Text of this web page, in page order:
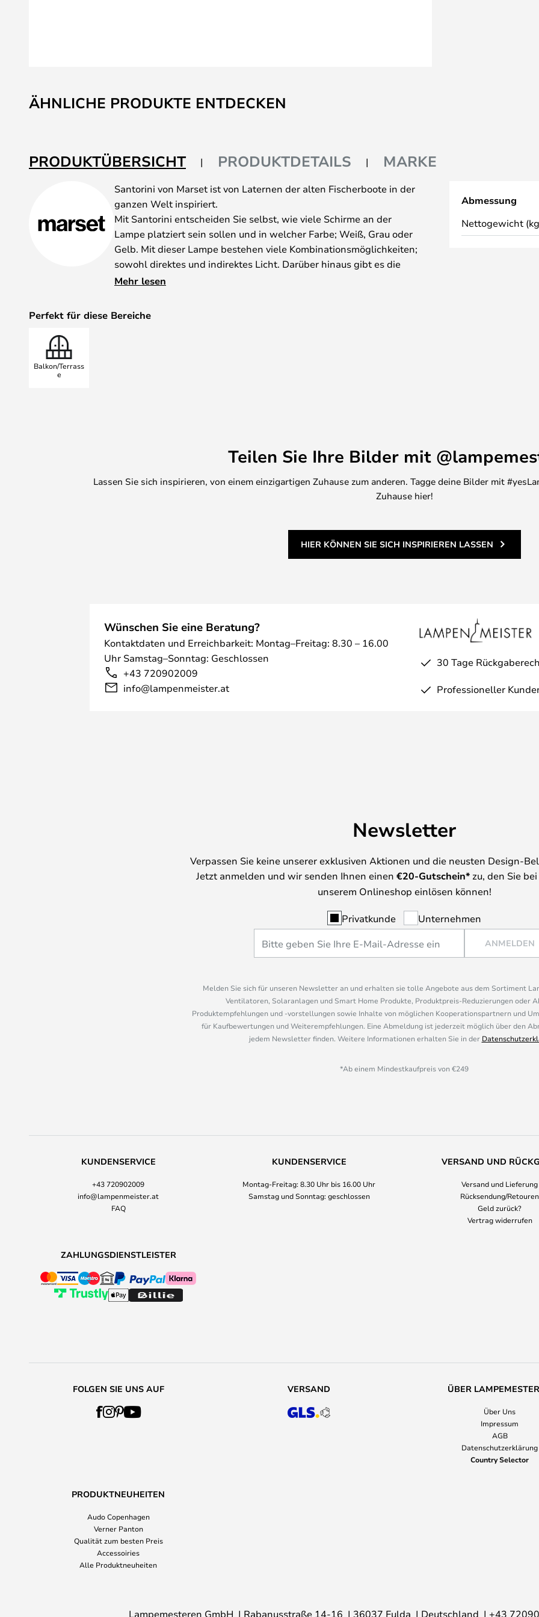
Anfang
der
ÄHNLICHE PRODUKTE ENTDECKEN
PRODUKTÜBERSICHT PRODUKTDETAILS MARKE
Santorini von Marset ist von Laternen der alten Fischerboote in der
ganzen Welt inspiriert.
Mit Santorini entscheiden Sie selbst, wie viele Schirme an der
Lampe platziert sein sollen und in welcher Farbe; Weiß, Grau oder
Gelb. Mit dieser Lampe bestehen viele Kombinationsmöglichkeiten;
sowohl direktes und indirektes Licht. Darüber hinaus gibt es die
Lampe in drei Farben und es ist deswegen möglich jede Menge
Wandbeschläge oder Baldachine in mehreren Farben.
Mehr lesen
Perfekt für diese Bereiche
Balkon/Terrass
e
Abmessung
Nettogewicht
Teilen Sie Ihre Bilder mit
Lassen Sie sich inspirieren, von einem einzigartigen Zuhause zum anderen. Tagge deine Bilder mit
Zuhause hier!
HIER KÖNNEN SIE SICH INSPIRIEREN LASSEN
Wünschen Sie eine Beratung?
Kontaktdaten und Erreichbarkeit: Montag–Freitag: 8.30 – 16.00
Uhr Samstag–Sonntag: Geschlossen
+43 720902009
info@lampenmeister.at
30 Tage
Professioneller
Newsletter
Verpassen Sie keine unserer exklusiven Aktionen und die neusten Design-
Jetzt anmelden und wir senden Ihnen einen €20-Gutschein* zu, den Sie
unserem Onlineshop einlösen können!
Privatkunde Unternehmen
ANMELDEN
Melden Sie sich für unseren Newsletter an und erhalten sie tolle Angebote aus dem Sortiment
Ventilatoren, Solaranlagen und Smart Home Produkte, Produktpreis-Reduzierungen oder
Produktempfehlungen und -vorstellungen sowie Inhalte von möglichen Kooperationspartnern und
für Kaufbewertungen und Weiterempfehlungen. Eine Abmeldung ist jederzeit möglich über den
jedem Newsletter finden. Weitere Informationen erhalten Sie in der
*Ab einem Mindestkaufpreis von €249
KUNDENSERVICE
+43 720902009
info@lampenmeister.at
FAQ
KUNDENSERVICE
Montag-Freitag: 8.30 Uhr bis 16.00 Uhr
Samstag und Sonntag: geschlossen
VERSAND UND
Versand und Lieferung
Rücksendung/Retouren
Geld zurück?
Vertrag widerrufen
ZAHLUNGSDIENSTLEISTER
FOLGEN SIE UNS AUF VERSAND ÜBER
Über Uns
Impressum
AGB
Datenschutzerklärung
Country Selector
PRODUKTNEUHEITEN
Audo Copenhagen
Verner Panton
Qualität zum besten Preis
Accessoiries
Alle Produktneuheiten
Lampemesteren GmbH Rabanusstraße 14-16 36037 Fulda Deutschland +43